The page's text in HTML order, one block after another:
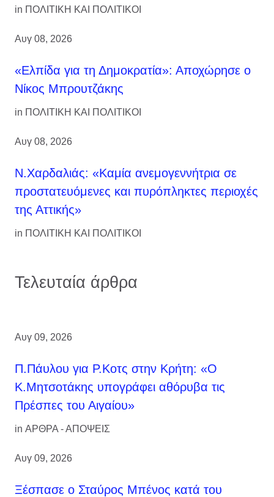
in ΠΟΛΙΤΙΚΗ ΚΑΙ ΠΟΛΙΤΙΚΟΙ
Αυγ 08, 2026
«Ελπίδα για τη Δημοκρατία»: Αποχώρησε ο
Νίκος Μπρουτζάκης
in ΠΟΛΙΤΙΚΗ ΚΑΙ ΠΟΛΙΤΙΚΟΙ
Αυγ 08, 2026
Ν.Χαρδαλιάς: «Καμία ανεμογεννήτρια σε
προστατευόμενες και πυρόπληκτες περιοχές
της Αττικής»
in ΠΟΛΙΤΙΚΗ ΚΑΙ ΠΟΛΙΤΙΚΟΙ
Τελευταία άρθρα
Αυγ 09, 2026
Π.Πάυλου για Ρ.Κοτς στην Κρήτη: «Ο
Κ.Μητσοτάκης υπογράφει αθόρυβα τις
Πρέσπες του Αιγαίου»
in ΑΡΘΡΑ - ΑΠΟΨΕΙΣ
Αυγ 09, 2026
Ξέσπασε ο Σταύρος Μπένος κατά του